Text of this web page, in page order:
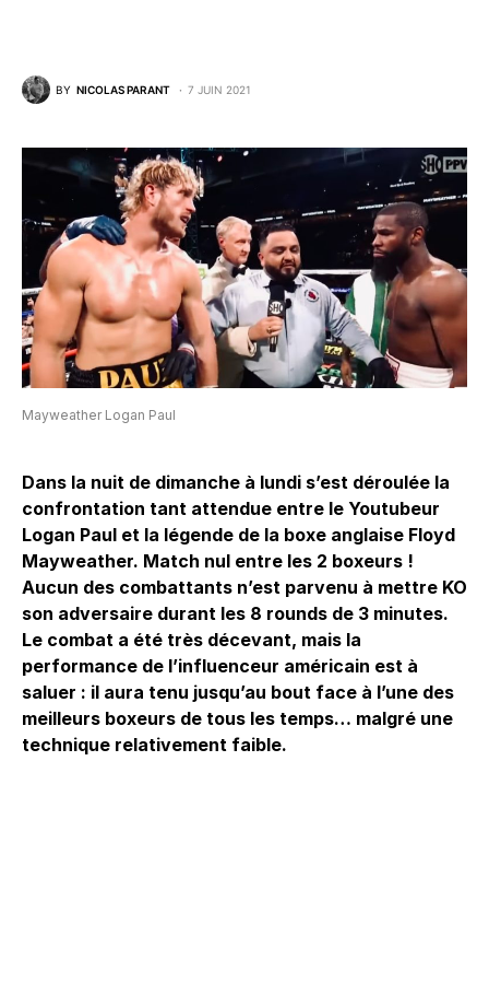
BY NICOLAS PARANT 7 JUIN 2021
Mayweather Logan Paul
Dans la nuit de dimanche à lundi s’est déroulée la
confrontation tant attendue entre le Youtubeur
Logan Paul et la légende de la boxe anglaise Floyd
Mayweather. Match nul entre les 2 boxeurs !
Aucun des combattants n’est parvenu à mettre KO
son adversaire durant les 8 rounds de 3 minutes.
Le combat a été très décevant, mais la
performance de l’influenceur américain est à
saluer : il aura tenu jusqu’au bout face à l’une des
meilleurs boxeurs de tous les temps… malgré une
technique relativement faible.